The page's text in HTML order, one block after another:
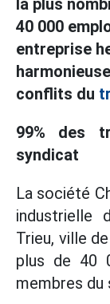
la plus
40 000
entreprise
conflits du
99% des
syndicat
La société
industrielle
Trieu, ville
plus de 40
membres du